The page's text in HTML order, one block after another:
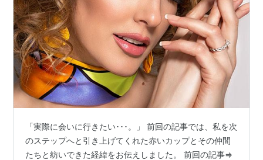
「実際に会いに行きたい･･･。」 前回の記事では、私を次
のステップへと引き上げてくれた赤いカップとその仲間
たちと紡いできた経緯をお伝えしました。 前回の記事⇒